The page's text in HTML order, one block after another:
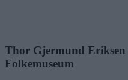
Thor Gjermund Eriksen
Folkemuseum